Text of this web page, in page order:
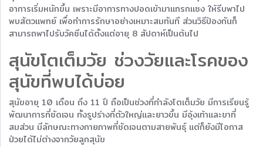
อาการเริ่มหนักขึ้น เพราะมีอาการทางปอดเข้ามาแทรกแซง ให้รีบพาไป
พบสัตวแพทย์ เพื่อทำการรักษาอย่างเหมาะสมทันที ส่วนวิธีป้องกันก็
สามารถพาไปรับวัคซีนได้ตั้งแต่อายุ 8 สัปดาห์เป็นต้นไป
สุนัขโตเต็มวัย ช่วงวัยและโรคของ
สุนัขที่พบได้บ่อย
สุนัขอายุ 10 เดือน ถึง 11 ปี ถือเป็นช่วงที่กำลังโตเต็มวัย มีการเรียนรู้
พัฒนาการที่ชัดเจน ทั้งรูปร่างที่ตัวใหญ่และยาวขึ้น มีอุ้งเท้าและขาที่
สมส่วน มีลักษณะทางกายภาพที่ชัดเจนตามสายพันธุ์ แต่ก็ยังมีโอกาส
ป่วยได้ไม่ต่างจากวัยลูกสุนัข